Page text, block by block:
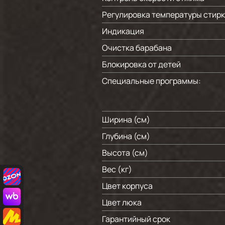
Регулировка температуры
Индикация
Очистка барабана
Блокировка от детей
Специальные программы:
Ширина (см)
Глубина (см)
Высота (см)
Вес (кг)
Цвет корпуса
Цвет люка
Гарантийный срок